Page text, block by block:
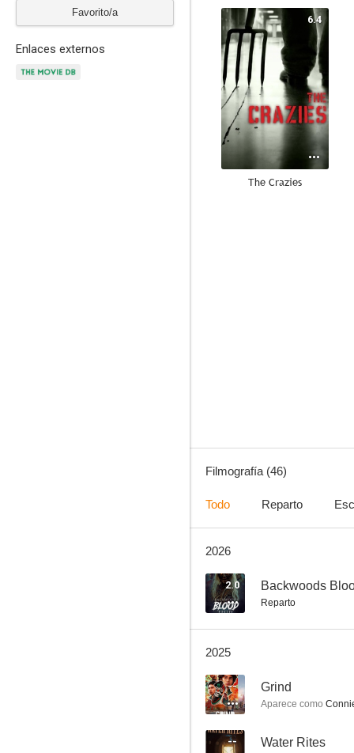
Favorito/a
Enlaces externos
6.4
The Crazies
2.0
Backwoods Blood Feud
Filmografía (46)
Todo Reparto
2026
2.0 Backwoods
Reparto
2025
-- Grind
Aparece como
-- Water Rites